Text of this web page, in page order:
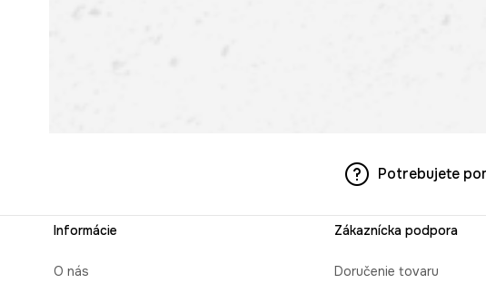
Potrebujete
Informácie
O nás
Zákaznícka podpora
Doručenie tovaru